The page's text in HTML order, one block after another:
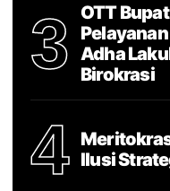
3
OTT
Adha
Birokrasi
4
Ilusi